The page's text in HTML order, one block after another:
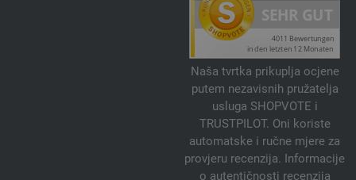
Naša tvrtka prikuplja ocjene
putem nezavisnih pružatelja
usluga SHOPVOTE i
TRUSTPILOT. Oni koriste
automatske i ručne mjere za
provjeru recenzija. Informacije
o autentičnosti recenzija